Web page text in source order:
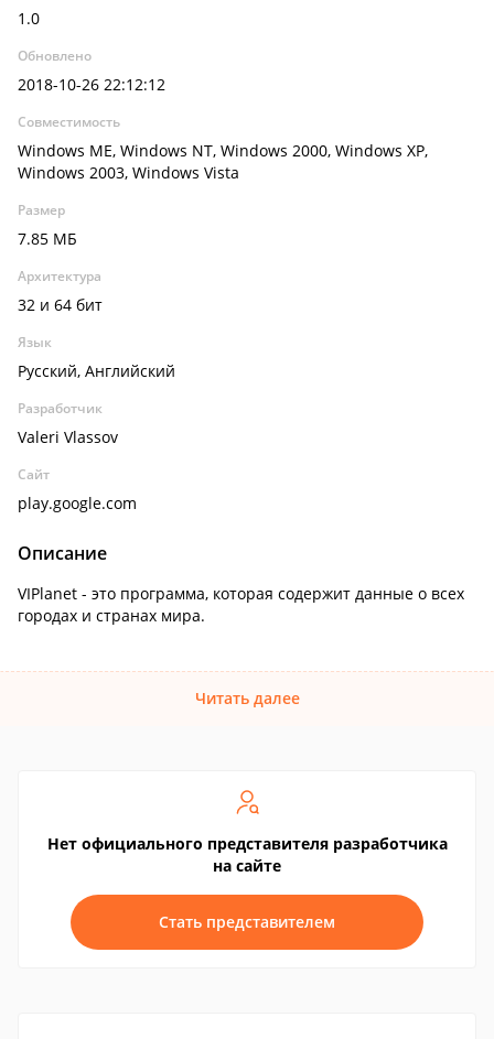
1.0
Обновлено
2018-10-26 22:12:12
Совместимость
Windows ME, Windows NT, Windows 2000, Windows XP,
Windows 2003, Windows Vista
Размер
7.85 МБ
Архитектура
32 и 64 бит
Язык
Русский, Английский
Разработчик
Valeri Vlassov
Сайт
play.google.com
Описание
VIPlanet - это программа, которая содержит данные о всех
городах и странах мира.
Читать далее
Нет официального представителя разработчика
на сайте
Стать представителем